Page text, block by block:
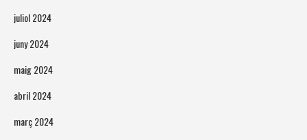
juliol 2024
juny 2024
maig 2024
abril 2024
març 2024